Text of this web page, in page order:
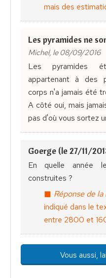
mais des
Les pyramides ne
Michel, le 08/09/2016
Les pyramides
appartenant à des
corps n'a jamais été
A côté oui, mais
pas d'où vous sortez
Goerge (le 27/11/
En quelle année
construites ?
Réponse de
indiqué dans le
entre 2800 et
Vous aussi,